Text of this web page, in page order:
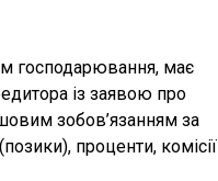
господарювання, має
із заявою про
зобов’язанням за
проценти, комісії